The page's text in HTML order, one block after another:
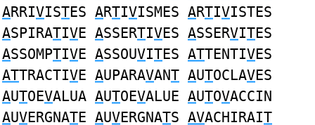
ARRIVISTES ARTIVISMES ARTIVISTES
ASPIRATIVE ASSERTIVES ASSERVITES
ASSOMPTIVE ASSOUVITES ATTENTIVES
ATTRACTIVE AUPARAVANT AUTOCLAVES
AUTOEVALUA AUTOEVALUE AUTOVACCIN
AUVERGNATE AUVERGNATS AVACHIRAIT